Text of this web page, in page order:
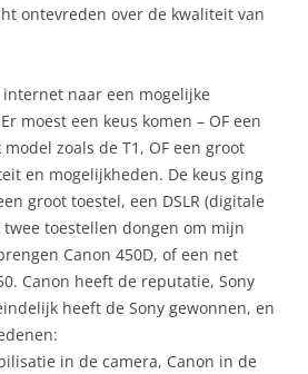
ontevreden over de kwaliteit van
naar een mogelijke
moest een keus komen – OF een
zoals de T1, OF een groot
en mogelijkheden. De keus ging
groot toestel, een DSLR (digitale
toestellen dongen om mijn
Canon 450D, of een net
Canon heeft de reputatie, Sony
heeft de Sony gewonnen, en
in de camera, Canon in de